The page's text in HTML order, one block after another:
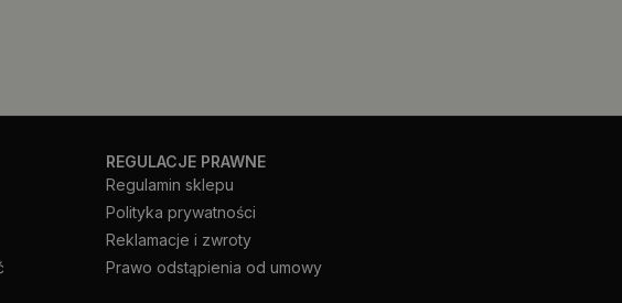
REGULACJE PRAWNE
Regulamin sklepu
Polityka prywatności
Reklamacje i zwroty
Prawo odstąpienia od umowy